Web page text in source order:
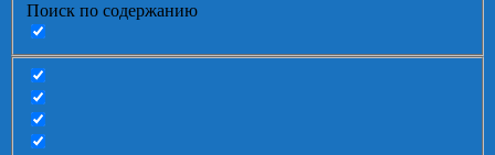
Поиск по содержанию